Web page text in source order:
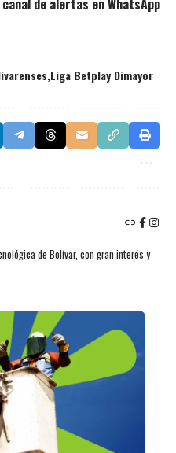
Liga Betplay Dimayor
de Bolívar, con gran interés y